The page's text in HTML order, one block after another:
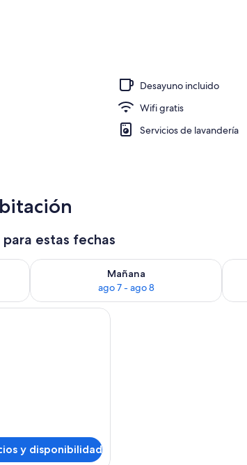
Desayuno incluido
Wifi gratis
Servicios de lavandería
estas fechas
noche, ago 6 - ago 7
Mañana
ago 7 - ago 8
Consulta la disponibilidad para mañana,
pequeño con inodoro, bidé y lavamanos. Hay una
y disponibilidad